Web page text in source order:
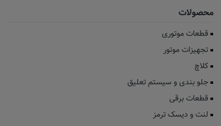
محصولات
قطعات موتوری
تجهیزات موتور
کلاچ
جلو بندی و سیستم تعلیق
قطعات برقی
لنت و دیسک ترمز